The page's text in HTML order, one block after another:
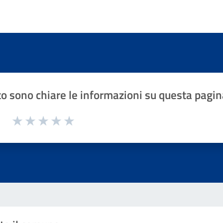
sono chiare le informazioni su questa
1 a 5 stelle la pagina